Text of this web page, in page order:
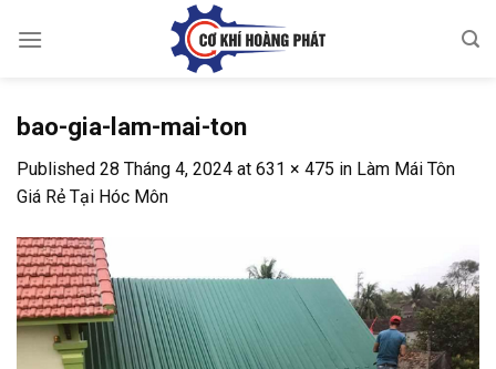
bao-gia-lam-mai-ton
Published 28 Tháng 4, 2024 at 631 × 475 in Làm Mái Tôn
Giá Rẻ Tại Hóc Môn